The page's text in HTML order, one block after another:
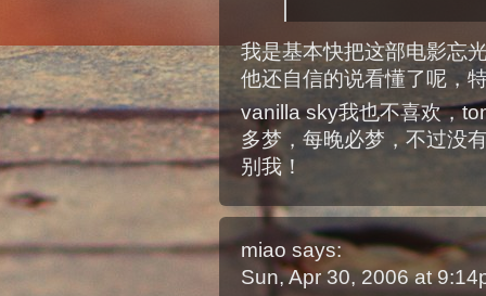
我是基本快把这部电影忘
他还自信的说看懂了呢，
vanilla sky我也不喜欢，
多梦，每晚必梦，不过没
别我！
miao says:
Sun, Apr 30, 2006 at